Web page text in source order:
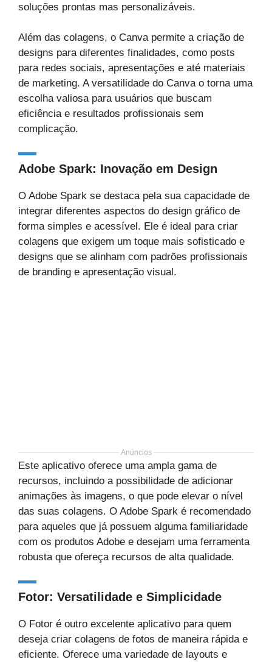
soluções prontas mas personalizáveis.
Além das colagens, o Canva permite a criação de
designs para diferentes finalidades, como posts
para redes sociais, apresentações e até materiais
de marketing. A versatilidade do Canva o torna uma
escolha valiosa para usuários que buscam
eficiência e resultados profissionais sem
complicação.
Adobe Spark: Inovação em Design
O Adobe Spark se destaca pela sua capacidade de
integrar diferentes aspectos do design gráfico de
forma simples e acessível. Ele é ideal para criar
colagens que exigem um toque mais sofisticado e
designs que se alinham com padrões profissionais
de branding e apresentação visual.
Anúncios
Este aplicativo oferece uma ampla gama de
recursos, incluindo a possibilidade de adicionar
animações às imagens, o que pode elevar o nível
das suas colagens. O Adobe Spark é recomendado
para aqueles que já possuem alguma familiaridade
com os produtos Adobe e desejam uma ferramenta
robusta que ofereça recursos de alta qualidade.
Fotor: Versatilidade e Simplicidade
O Fotor é outro excelente aplicativo para quem
deseja criar colagens de fotos de maneira rápida e
eficiente. Oferece uma variedade de layouts e